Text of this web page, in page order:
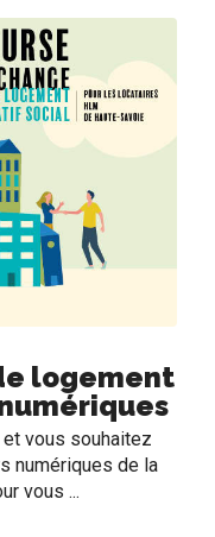
logement
vous souhaitez
numériques de la
vous ...